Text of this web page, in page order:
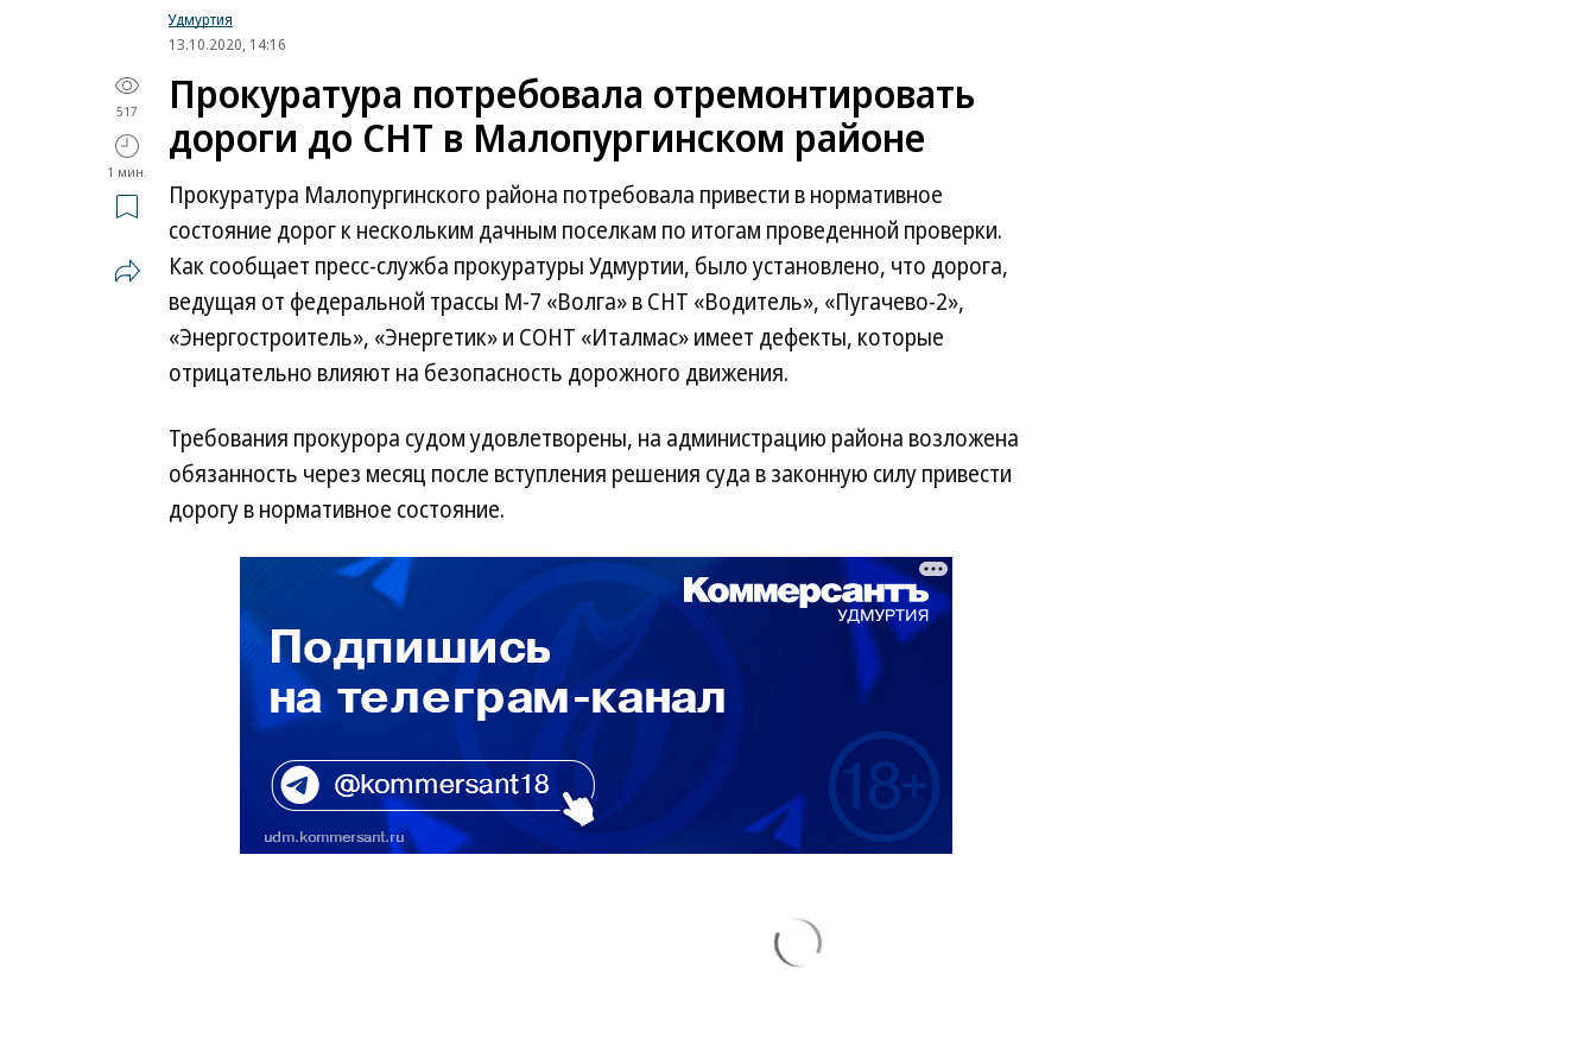
Удмуртия
13.10.2020, 14:16
517
1 мин.
Прокуратура потребовала отремонтировать
дороги до СНТ в Малопургинском районе
Прокуратура Малопургинского района потребовала привести в нормативное
состояние дорог к нескольким дачным поселкам по итогам проведенной проверки.
Как сообщает пресс-служба прокуратуры Удмуртии, было установлено, что дорога,
ведущая от федеральной трассы М-7 «Волга» в СНТ «Водитель», «Пугачево-2»,
«Энергостроитель», «Энергетик» и СОНТ «Италмас» имеет дефекты, которые
отрицательно влияют на безопасность дорожного движения.
Требования прокурора судом удовлетворены, на администрацию района возложена
обязанность через месяц после вступления решения суда в законную силу привести
дорогу в нормативное состояние.